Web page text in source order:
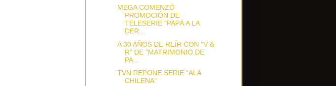
MEGA COMENZÓ
PROMOCIÓN DE
TELESERIE "PAPÁ A LA
DER...
A 30 AÑOS DE REÍR CON "V &
R" DE "MATRIMONIO DE
PA...
TVN REPONE SERIE "ALA
CHILENA"